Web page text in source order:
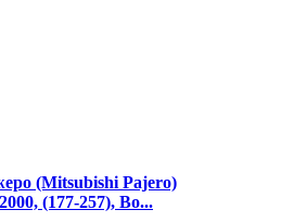
(Mitsubishi Pajero)
(177-257), Bo...